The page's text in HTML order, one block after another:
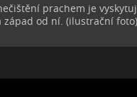
prachem je
západ od ní. (ilustrační foto)